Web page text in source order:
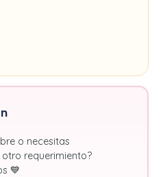
o necesitas
requerimiento?
💙